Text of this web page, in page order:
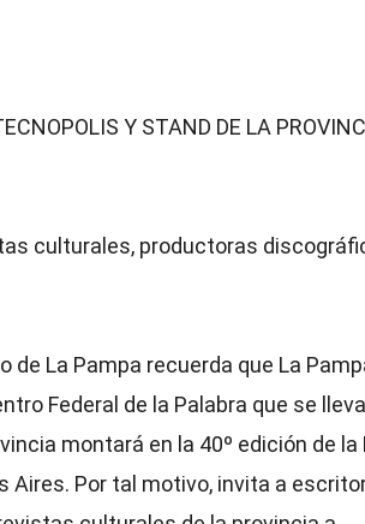
Y STAND DE LA
culturales, productoras
La Pampa recuerda que La
Federal de la Palabra que se
montará en la 40º edición de la
Aires. Por tal motivo, invita a